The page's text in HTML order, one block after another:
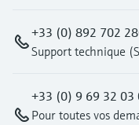
+33 (0) 892 702
Support technique
+33 (0) 9 69 32 03
Pour toutes vos